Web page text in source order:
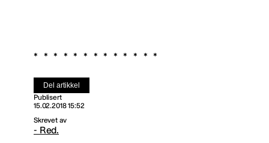
Del artikkel
Publisert
15.02.2018 15:52
Skrevet av
- Red.